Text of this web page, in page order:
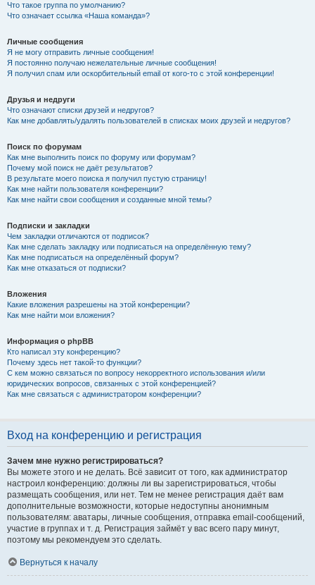
Что такое группа по умолчанию?
Что означает ссылка «Наша команда»?
Личные сообщения
Я не могу отправить личные сообщения!
Я постоянно получаю нежелательные личные сообщения!
Я получил спам или оскорбительный email от кого-то с этой конференции!
Друзья и недруги
Что означают списки друзей и недругов?
Как мне добавлять/удалять пользователей в списках моих друзей и недругов?
Поиск по форумам
Как мне выполнить поиск по форуму или форумам?
Почему мой поиск не даёт результатов?
В результате моего поиска я получил пустую страницу!
Как мне найти пользователя конференции?
Как мне найти свои сообщения и созданные мной темы?
Подписки и закладки
Чем закладки отличаются от подписок?
Как мне сделать закладку или подписаться на определённую тему?
Как мне подписаться на определённый форум?
Как мне отказаться от подписки?
Вложения
Какие вложения разрешены на этой конференции?
Как мне найти мои вложения?
Информация о phpBB
Кто написал эту конференцию?
Почему здесь нет такой-то функции?
С кем можно связаться по вопросу некорректного использования и/или
юридических вопросов, связанных с этой конференцией?
Как мне связаться с администратором конференции?
Вход на конференцию и регистрация
Зачем мне нужно регистрироваться?
Вы можете этого и не делать. Всё зависит от того, как администратор
настроил конференцию: должны ли вы зарегистрироваться, чтобы
размещать сообщения, или нет. Тем не менее регистрация даёт вам
дополнительные возможности, которые недоступны анонимным
пользователям: аватары, личные сообщения, отправка email-сообщений,
участие в группах и т. д. Регистрация займёт у вас всего пару минут,
поэтому мы рекомендуем это сделать.
Вернуться к началу